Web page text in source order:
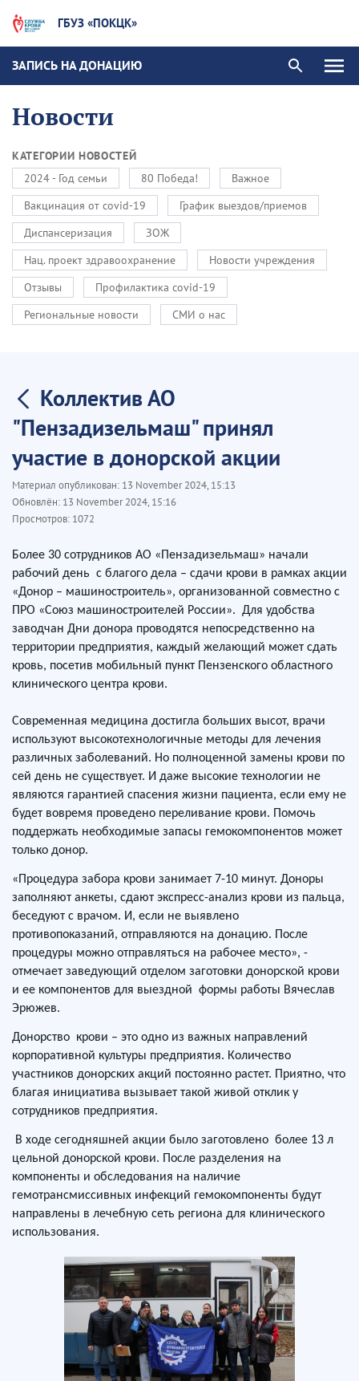
ГБУЗ «ПОКЦК»
ЗАПИСЬ НА ДОНАЦИЮ
Новости
КАТЕГОРИИ НОВОСТЕЙ
2024 - Год семьи
80 Победа!
Важное
Вакцинация от covid-19
График выездов/приемов
Диспансеризация
ЗОЖ
Нац. проект здравоохранение
Новости учреждения
Отзывы
Профилактика covid-19
Региональные новости
СМИ о нас
Коллектив АО
"Пензадизельмаш" принял
участие в донорской акции
Материал опубликован: 13 November 2024, 15:13
Обновлён: 13 November 2024, 15:16
Просмотров: 1072
Более 30 сотрудников АО «Пензадизельмаш» начали
рабочий день с благого дела – сдачи крови в рамках акции
«Донор – машиностроитель», организованной совместно с
ПРО «Союз машиностроителей России». Для удобства
заводчан Дни донора проводятся непосредственно на
территории предприятия, каждый желающий может сдать
кровь, посетив мобильный пункт Пензенского областного
клинического центра крови.
Современная медицина достигла больших высот, врачи
используют высокотехнологичные методы для лечения
различных заболеваний. Но полноценной замены крови по
сей день не существует. И даже высокие технологии не
являются гарантией спасения жизни пациента, если ему не
будет вовремя проведено переливание крови. Помочь
поддержать необходимые запасы гемокомпонентов может
только донор.
«Процедура забора крови занимает 7-10 минут. Доноры
заполняют анкеты, сдают экспресс-анализ крови из пальца,
беседуют с врачом. И, если не выявлено
противопоказаний, отправляются на донацию. После
процедуры можно отправляться на рабочее место», -
отмечает заведующий отделом заготовки донорской крови
и ее компонентов для выездной формы работы Вячеслав
Эрюжев.
Донорство крови – это одно из важных направлений
корпоративной культуры предприятия. Количество
участников донорских акций постоянно растет. Приятно, что
благая инициатива вызывает такой живой отклик у
сотрудников предприятия.
В ходе сегодняшней акции было заготовлено более 13 л
цельной донорской крови. После разделения на
компоненты и обследования на наличие
гемотрансмиссивных инфекций гемокомпоненты будут
направлены в лечебную сеть региона для клинического
использования.